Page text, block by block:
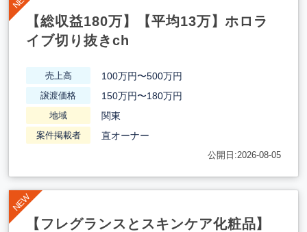
【総収益180万】【平均13万】ホロラ
イブ切り抜きch
売上高 100万円〜500万円
譲渡価格 150万円〜180万円
地域 関東
案件掲載者 直オーナー
公開日:2026-08-05
【フレグランスとスキンケア化粧品】